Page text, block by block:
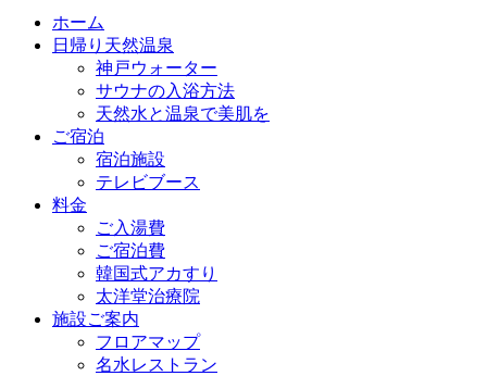
ホーム
日帰り天然温泉
神戸ウォーター
サウナの入浴方法
天然水と温泉で美肌を
ご宿泊
宿泊施設
テレビブース
料金
ご入湯費
ご宿泊費
韓国式アカすり
太洋堂治療院
施設ご案内
フロアマップ
名水レストラン